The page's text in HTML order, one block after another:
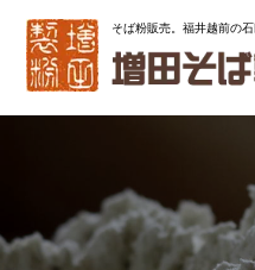
ッ
そば粉販売。福井越前の